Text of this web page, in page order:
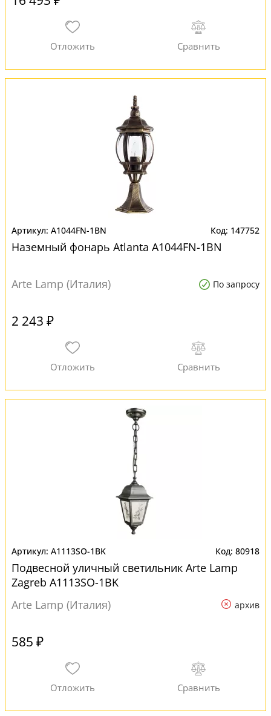
A1044FN-1BN 147752
Наземный фонарь Atlanta A1044FN-1BN
Arte Lamp (Италия) По запросу
2 243 ₽
A1113SO-1BK 80918
Подвесной уличный светильник Arte Lamp
Zagreb A1113SO-1BK
Arte Lamp (Италия)
архив
585 ₽